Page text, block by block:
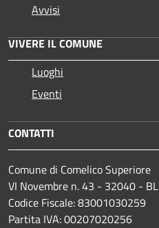
Avvisi
VIVERE IL COMUNE
Luoghi
Eventi
CONTATTI
Comune di Comelico Superiore
VI Novembre n. 43 - 32040 - BL
Codice Fiscale: 83001030259
Partita IVA: 00207020256